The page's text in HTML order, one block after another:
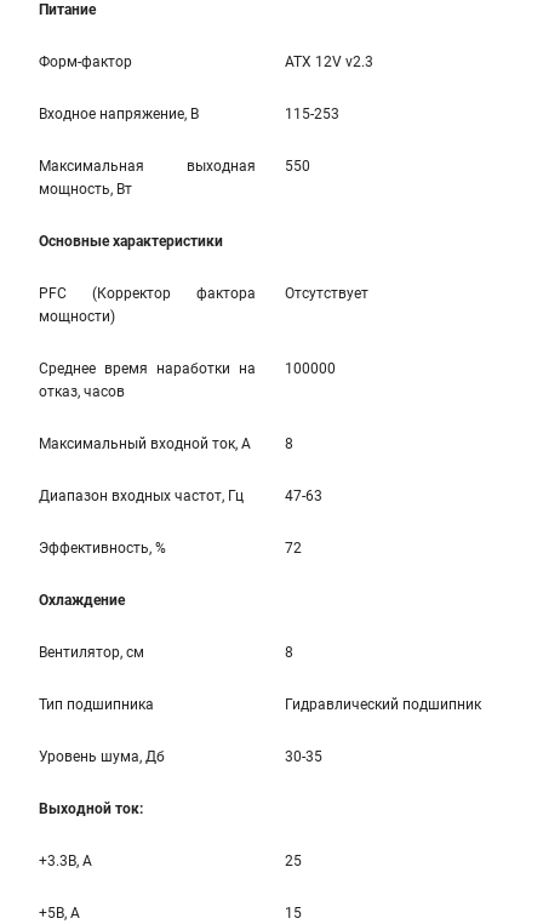
Питание
Форм-фактор ATX 12V v2.3
Входное напряжение, В 115-253
Максимальная выходная
мощность, Вт
550
Основные характеристики
PFC (Корректор фактора
мощности)
Отсутствует
Среднее время наработки на
отказ, часов
100000
Максимальный входной ток, А 8
Диапазон входных частот, Гц 47-63
Эффективность, % 72
Охлаждение
Вентилятор, см 8
Тип подшипника Гидравлический подшипник
Уровень шума, Дб 30-35
Выходной ток:
+3.3B, А 25
+5B, А 15